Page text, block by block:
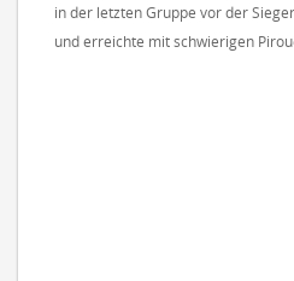
in der letzten Gruppe vor der
und erreichte mit schwierigen